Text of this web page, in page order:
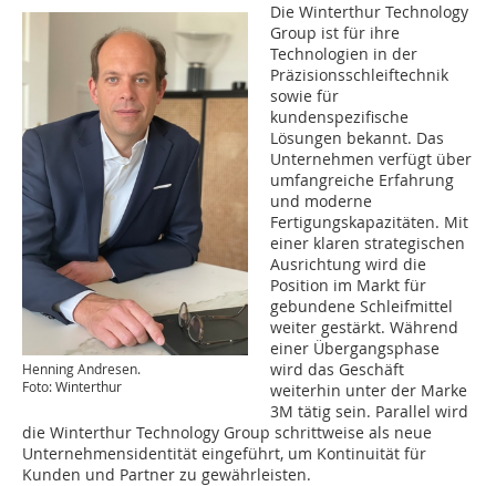
Henning Andresen.
Foto: Winterthur
Die Winterthur Technology
Group ist für ihre
Technologien in der
Präzisionsschleiftechnik
sowie für
kundenspezifische
Lösungen bekannt. Das
Unternehmen verfügt über
umfangreiche Erfahrung
und moderne
Fertigungskapazitäten. Mit
einer klaren strategischen
Ausrichtung wird die
Position im Markt für
gebundene Schleifmittel
weiter gestärkt. Während
einer Übergangsphase
wird das Geschäft
weiterhin unter der Marke
3M tätig sein. Parallel wird
die Winterthur Technology Group schrittweise als neue
Unternehmensidentität eingeführt, um Kontinuität für
Kunden und Partner zu gewährleisten.